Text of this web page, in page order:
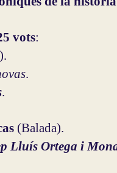
vots:
.
.
(Balada).
Lluís Ortega i